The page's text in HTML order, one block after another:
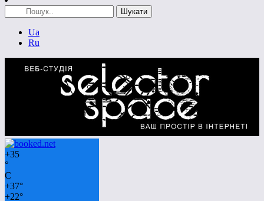
Ua
Ru
+35
°
C
+37°
+22°